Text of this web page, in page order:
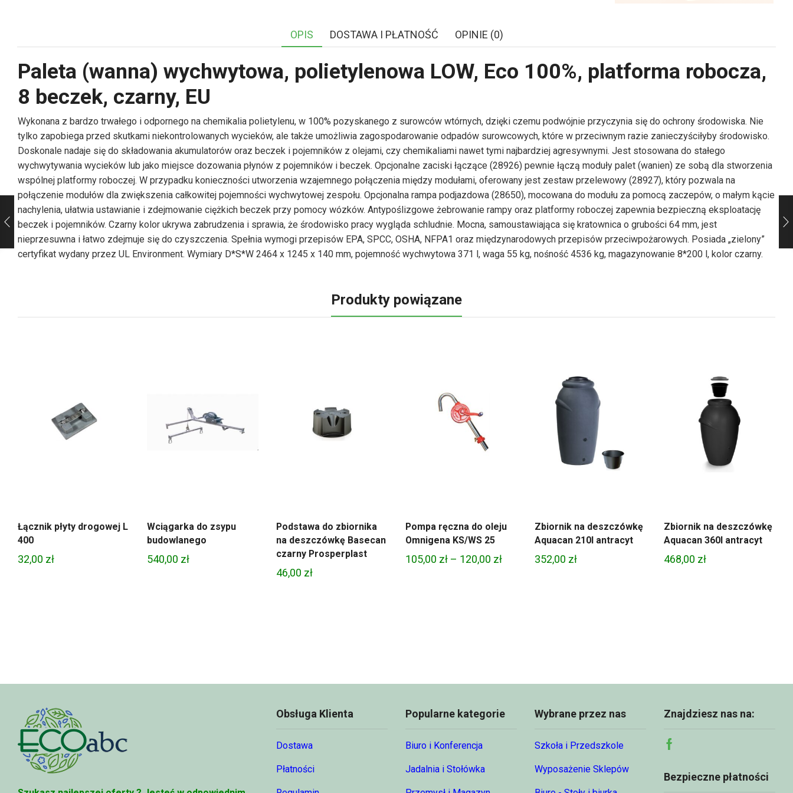
OPIS DOSTAWA I PŁATNOŚĆ OPINIE (0)
Paleta (wanna) wychwytowa, polietylenowa LOW, Eco 100%, platforma robocza,
8 beczek, czarny, EU
Wykonana z bardzo trwałego i odpornego na chemikalia polietylenu, w 100% pozyskanego z surowców wtórnych, dzięki czemu podwójnie przyczynia się do ochrony środowiska. Nie
tylko zapobiega przed skutkami niekontrolowanych wycieków, ale także umożliwia zagospodarowanie odpadów surowcowych, które w przeciwnym razie zanieczyściłyby środowisko.
Doskonale nadaje się do składowania akumulatorów oraz beczek i pojemników z olejami, czy chemikaliami nawet tymi najbardziej agresywnymi. Jest stosowana do stałego
wychwytywania wycieków lub jako miejsce dozowania płynów z pojemników i beczek. Opcjonalne zaciski łączące (28926) pewnie łączą moduły palet (wanien) ze sobą dla stworzenia
wspólnej platformy roboczej. W przypadku konieczności utworzenia wzajemnego połączenia między modułami, oferowany jest zestaw przelewowy (28927), który pozwala na
połączenie modułów dla zwiększenia całkowitej pojemności wychwytowej zespołu. Opcjonalna rampa podjazdowa (28650), mocowana do modułu za pomocą zaczepów, o małym kącie
nachylenia, ułatwia ustawianie i zdejmowanie ciężkich beczek przy pomocy wózków. Antypoślizgowe żebrowanie rampy oraz platformy roboczej zapewnia bezpieczną eksploatację
beczek i pojemników. Czarny kolor ukrywa zabrudzenia i sprawia, że środowisko pracy wygląda schludnie. Mocna, samoustawiająca się kratownica o grubości 64 mm, jest
nieprzesuwna i łatwo zdejmuje się do czyszczenia. Spełnia wymogi przepisów EPA, SPCC, OSHA, NFPA1 oraz międzynarodowych przepisów przeciwpożarowych. Posiada „zielony”
certyfikat wydany przez UL Environment. Wymiary D*S*W 2464 x 1245 x 140 mm, pojemność wychwytowa 371 l, waga 55 kg, nośność 4536 kg, magazynowanie 8*200 l, kolor czarny.
Produkty powiązane
Łącznik płyty drogowej L
400
32,00 zł
Wciągarka do zsypu
budowlanego
540,00 zł
Podstawa do zbiornika
na deszczówkę Basecan
czarny Prosperplast
46,00 zł
Pompa ręczna do oleju
Omnigena KS/WS 25
105,00 zł – 120,00 złZakres
Zbiornik na deszczówkę
Aquacan 210l antracyt
352,00 zł
Zbiornik na deszczówkę
Aquacan 360l antracyt
468,00 zł
Obsługa Klienta
Dostawa
Płatności
Popularne kategorie
Biuro i Konferencja
Jadalnia i Stołówka
Wybrane przez nas
Szkoła i Przedszkole
Wyposażenie Sklepów
Znajdziesz nas na:
Facebook
Bezpieczne płatności